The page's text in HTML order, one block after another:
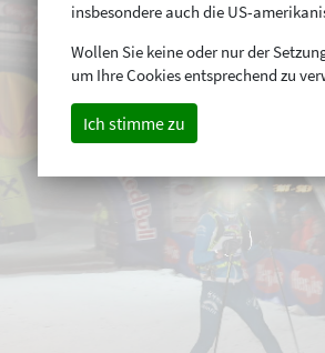
insbesondere auch die US-
Wollen Sie keine oder nur der
um Ihre Cookies entsprechend zu
Ich stimme zu